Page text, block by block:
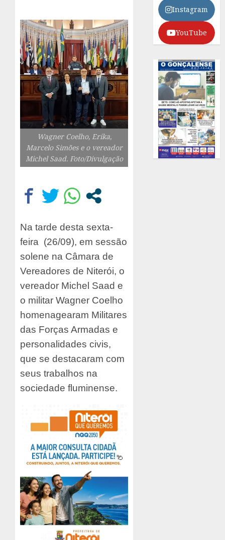
Wagner Coelho, Erika,
Marcelo Simões e o vereador
Michel Saad. Foto/Divulgação
Na tarde desta sexta-
feira (26/09), em sessão
solene na Câmara de
Vereadores de Niterói, o
vereador Michel Saad e
o militar Wagner Coelho
homenagearam Militares
das Forças Armadas e
personalidades civis,
que se destacaram com
seus trabalhos na
sociedade fluminense.
Instagram
YouTube